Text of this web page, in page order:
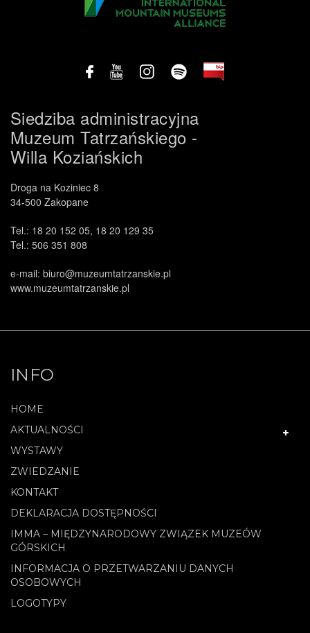
Siedziba administracyjna
Muzeum Tatrzańskiego -
Willa Koziańskich
Droga na Koziniec 8
34-500 Zakopane
Tel.: 18 20 152 05, 18 20 129 35
Tel.: 506 351 808
e-mail: biuro@muzeumtatrzanskie.pl
www.muzeumtatrzanskie.pl
INFO
HOME
AKTUALNOŚCI
WYSTAWY
ZWIEDZANIE
KONTAKT
DEKLARACJA DOSTĘPNOŚCI
IMMA – MIĘDZYNARODOWY ZWIĄZEK MUZEÓW
GÓRSKICH
INFORMACJA O PRZETWARZANIU DANYCH
OSOBOWYCH
LOGOTYPY